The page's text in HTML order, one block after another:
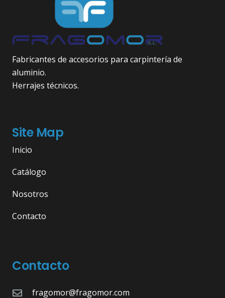
Fabricantes de accesorios para carpintería de
aluminio.
Herrajes técnicos.
Site Map
Inicio
Catálogo
Nosotros
Contacto
Contacto
fragomor@fragomor.com